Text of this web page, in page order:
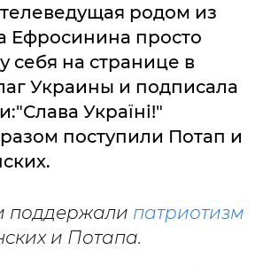
родом из
просто
себя на странице в
Украины и подписала
Україні!"
поступили Потап и
поддержали патриотизм
и Потапа.